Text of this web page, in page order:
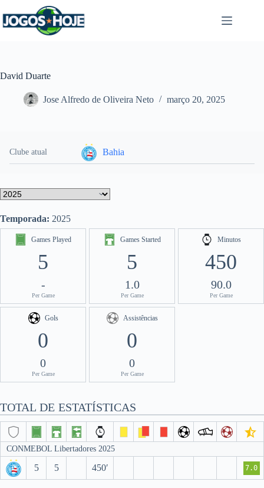
para
o
David Duarte
Jose Alfredo de Oliveira Neto março 20, 2025
Clube atual Bahia
Temporada: 2025
Games Played
5
-
Per Game
Games Started
5
1.0
Per Game
Minutos
450
90.0
Per Game
Gols
0
0
Per Game
Assistências
0
0
Per Game
TOTAL DE ESTATÍSTICAS
CONMEBOL Libertadores 2025
5 5 450′ 7.0